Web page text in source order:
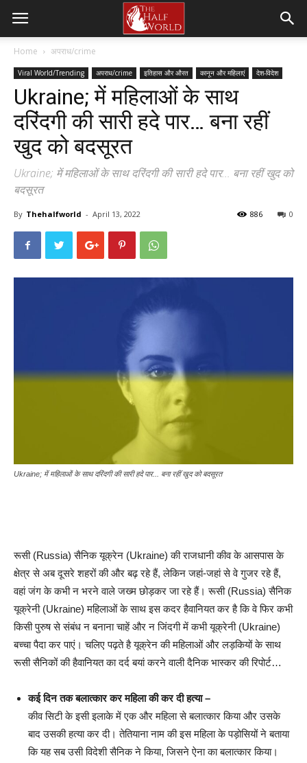
Home अपराध/crime
Viral World/Trending अपराध/crime इतिहास और औरत कानून और महिलाएं देश-विदेश
Ukraine; में महिलाओं के साथ
दरिंदगी की सारी हदे पार… बना रहीं
खुद को बदसूरत
Ukraine; में महिलाओं के साथ दरिंदगी की सारी हदे पार... बना रहीं खुद को
बदसूरत
By Thehalfworld - April 13, 2022 0
886
Ukraine; में महिलाओं के साथ दरिंदगी की सारी हदे पार... बना रहीं खुद को बदसूरत
रूसी (Russia) सैनिक यूक्रेन (Ukraine) की राजधानी कीव के आसपास के
क्षेत्र से अब दूसरे शहरों की और बढ़ रहे हैं, लेकिन जहां-जहां से वे गुजर रहे हैं,
वहां जंग के कभी न भरने वाले जख्म छोड़कर जा रहे हैं। रूसी (Russia) सैनिक
यूक्रेनी (Ukraine) महिलाओं के साथ इस कदर हैवानियत कर है कि वे फिर कभी
किसी पुरुष से संबंध न बनाना चाहें और न जिंदगी में कभी यूक्रेनी (Ukraine)
बच्चा पैदा कर पाएं। चलिए पढ़ते है यूक्रेन की महिलाओं और लड़कियों के साथ
रूसी सैनिकों की हैवानियत का दर्द बयां करने वाली दैनिक भास्कर की रिपोर्ट…
कई दिन तक बलात्कार कर महिला की कर दी हत्या –
कीव सिटी के इसी इलाके में एक और महिला से बलात्कार किया और उसके
बाद उसकी हत्या कर दी। तेतियाना नाम की इस महिला के पड़ोसियों ने बताया
कि यह सब उसी विदेशी सैनिक ने किया, जिसने ऐना का बलात्कार किया।